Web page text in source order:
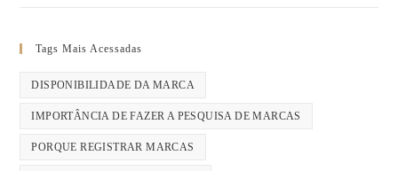
Tags Mais Acessadas
DISPONIBILIDADE DA MARCA
IMPORTÂNCIA DE FAZER A PESQUISA DE MARCAS
PORQUE REGISTRAR MARCAS